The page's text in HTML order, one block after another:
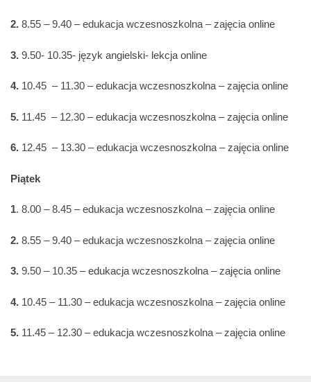
2. 8.55 – 9.40 – edukacja wczesnoszkolna – zajęcia online
3. 9.50- 10.35- język angielski- lekcja online
4. 10.45 – 11.30 – edukacja wczesnoszkolna – zajęcia online
5. 11.45 – 12.30 – edukacja wczesnoszkolna – zajęcia online
6. 12.45 – 13.30 – edukacja wczesnoszkolna – zajęcia online
Piątek
1. 8.00 – 8.45 – edukacja wczesnoszkolna – zajęcia online
2. 8.55 – 9.40 – edukacja wczesnoszkolna – zajęcia online
3. 9.50 – 10.35 – edukacja wczesnoszkolna – zajęcia online
4. 10.45 – 11.30 – edukacja wczesnoszkolna – zajęcia online
5. 11.45 – 12.30 – edukacja wczesnoszkolna – zajęcia online